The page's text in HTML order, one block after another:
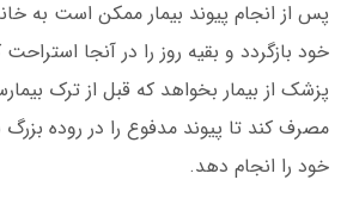
پس از انجام پیوند بیمار ممکن است به
خود بازگردد و بقیه روز را در آنجا
پزشک از بیمار بخواهد که قبل از ترک
مصرف کند تا پیوند مدفوع را در روده بزرگ
خود را انجام دهد.